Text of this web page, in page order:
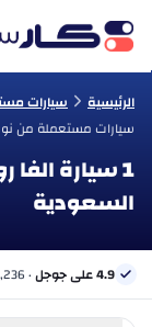
الرئيسية
سيارات
سيارات مستعملة من
1 سيارة
السعودية
4.9 على جوجل · 4,236 مراجعة